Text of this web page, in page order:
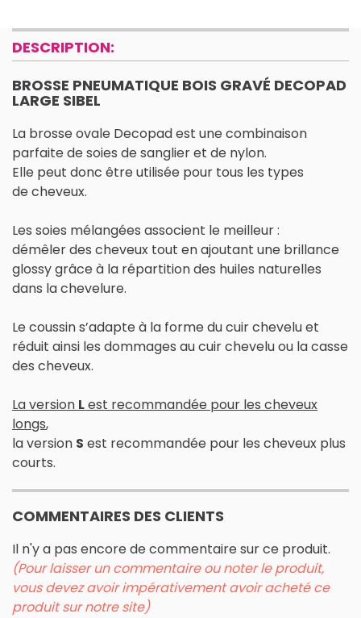
DESCRIPTION:
BROSSE PNEUMATIQUE BOIS GRAVÉ DECOPAD
LARGE SIBEL
La brosse ovale Decopad est une combinaison
parfaite de soies de sanglier et de nylon.
Elle peut donc être utilisée pour tous les types
de cheveux.
Les soies mélangées associent le meilleur :
démêler des cheveux tout en ajoutant une brillance
glossy grâce à la répartition des huiles naturelles
dans la chevelure.
Le coussin s’adapte à la forme du cuir chevelu et
réduit ainsi les dommages au cuir chevelu ou la casse
des cheveux.
La version Lest recommandée pour les cheveux
longs,
la version S est recommandée pour les cheveux plus
courts.
COMMENTAIRES DES CLIENTS
Il n'y a pas encore de commentaire sur ce produit.
(Pour laisser un commentaire ou noter le produit,
vous devez avoir impérativement avoir acheté ce
produit sur notre site)